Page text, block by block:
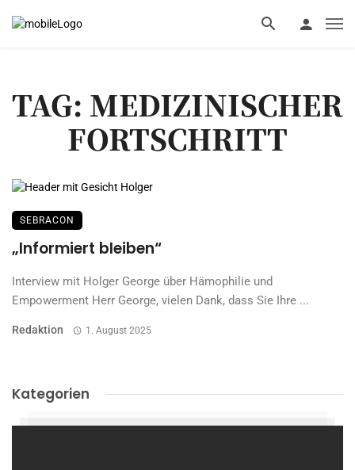
TAG: MEDIZINISCHER
FORTSCHRITT
SEBRACON
„Informiert bleiben“
Interview mit Holger George über Hämophilie und
Empowerment Herr George, vielen Dank, dass Sie Ihre ...
Redaktion 1. August 2025
Kategorien